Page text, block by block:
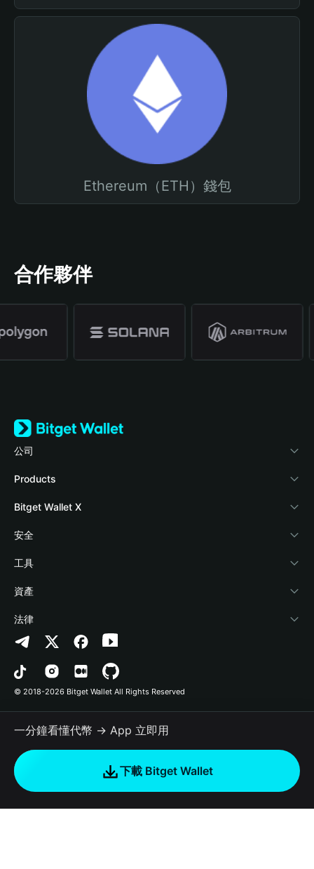
Ethereum（ETH）錢包
合作夥伴
公司
關於 Bitget Wallet
部落格
學院
加密資訊
幫助中心
‌聯繫我們
品牌資源
工作機會
Products
Crypto Card
Stablecoin Earn
Payfi Crypto
Crypto Swap API
Altcoin Season Index
Prediction Markets
DApp
RWA
如何購買加密貨幣
Bitget Wallet X
開發者文件
連接錢包
Bitget Wallet Pay
合作上架
安全
風險保障基金
安全防護技術
工具
快捷買幣
授權檢測
合約檢測
批次轉帳
資產
Arbitrum
Avalanche
Bitcoin
Polygon
法律
隱私協議
用戶使用協議
© 2018-2026 Bitget Wallet All Rights Reserved
一分鐘看懂代幣 → App 立即用
下載 Bitget Wallet